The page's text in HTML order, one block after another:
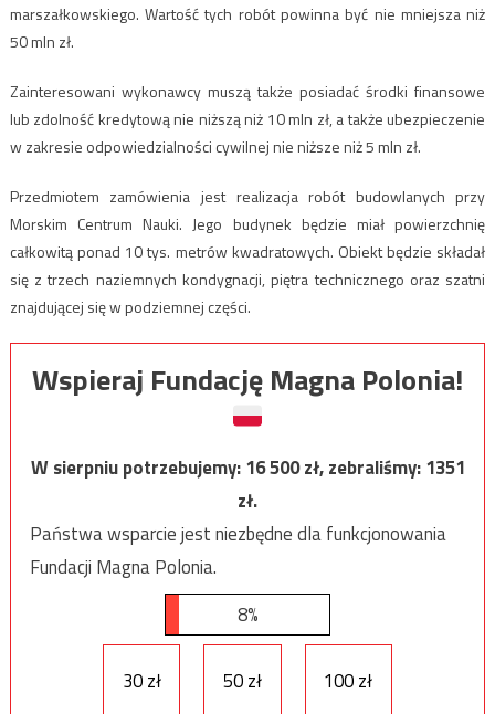
marszałkowskiego. Wartość tych robót powinna być nie mniejsza niż
50 mln zł.
Zainteresowani wykonawcy muszą także posiadać środki finansowe
lub zdolność kredytową nie niższą niż 10 mln zł, a także ubezpieczenie
w zakresie odpowiedzialności cywilnej nie niższe niż 5 mln zł.
Przedmiotem zamówienia jest realizacja robót budowlanych przy
Morskim Centrum Nauki. Jego budynek będzie miał powierzchnię
całkowitą ponad 10 tys. metrów kwadratowych. Obiekt będzie składał
się z trzech naziemnych kondygnacji, piętra technicznego oraz szatni
znajdującej się w podziemnej części.
Wspieraj Fundację Magna Polonia!
W sierpniu potrzebujemy:16 500zł, zebraliśmy:1351
zł.
Państwa wsparcie jest niezbędne dla funkcjonowania
Fundacji Magna Polonia.
8%
30 zł 50 zł 100 zł